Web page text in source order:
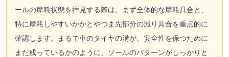
ールの摩耗状態を拝見する際は、まず全体的な摩耗具合と、
特に摩耗しやすいかかとやつま先部分の減り具合を重点的に
確認します。まるで車のタイヤの溝が、安全性を保つために
まだ残っているかのように、ソールのパターンがしっかりと